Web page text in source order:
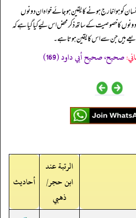
کو ہوا خارج ہونے کا یقین ہو جائے خواہ ان دونوں
کا خصوصیت کے ساتھ ذکر محض اس لیے کیا گیا ہے کہ
ہیں جن سے اس کا یقین ہوتا ہے۔
صحيح، صحيح أبي داود (169)
الرتبة عند
ابن حجر/
ذهبي
أحاديث